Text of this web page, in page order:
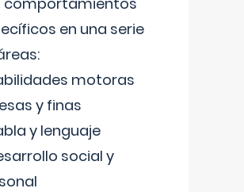
en una serie
motoras
y finas
y lenguaje
social y